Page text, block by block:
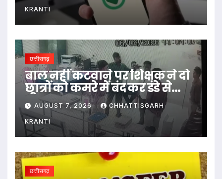
KRANTI
छत्तीसगढ़
बाल नहीं कटवाने पर शिक्षक ने दो
छात्रों को कमरे में बंद कर डंडे से
पीटा…
AUGUST 7, 2026 CHHATTISGARH
KRANTI
छत्तीसगढ़